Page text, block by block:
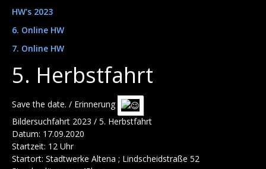
HW's 2023
6. Online HW
7. Online HW
5. Herbstfahrt
Save the date. / Erinnerung
Bildersuchfahrt 2023 / 5. Herbstfahrt
Datum: 17.09.2020
Startzeit: 12 Uhr
Startort: Stadtwerke Altena ; Lindscheidstraße 52